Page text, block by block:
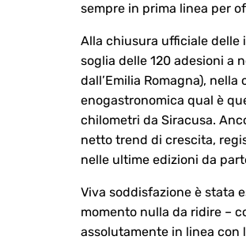
sempre in prima linea per
Alla chiusura ufficiale delle
soglia delle 120 adesioni a
dall’Emilia Romagna),
enogastronomica qual è
chilometri da Siracusa.
netto trend di crescita,
nelle ultime edizioni da
Viva soddisfazione è stata
momento nulla da ridire –
assolutamente in linea